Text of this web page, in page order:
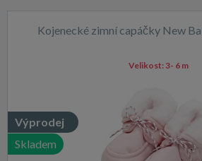
Kojenecké zimní capáčky New
Výprodej
Skladem
Velikost: 3- 6 m